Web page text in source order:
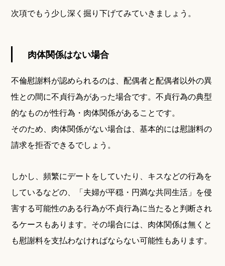
次項でもう少し深く掘り下げてみていきましょう。
肉体関係はない場合
不倫慰謝料が認められるのは、配偶者と配偶者以外の異
性との間に不貞行為があった場合です。不貞行為の典型
的なものが性行為・肉体関係があることです。
そのため、肉体関係がない場合は、基本的には慰謝料の
請求を拒否できるでしょう。
しかし、頻繁にデートをしていたり、キスなどの行為を
しているなどの、「夫婦が平穏・円満な共同生活」を侵
害する可能性のある行為が不貞行為に当たると判断され
るケースもあります。その場合には、肉体関係は無くと
も慰謝料を支払わなければならない可能性もあります。